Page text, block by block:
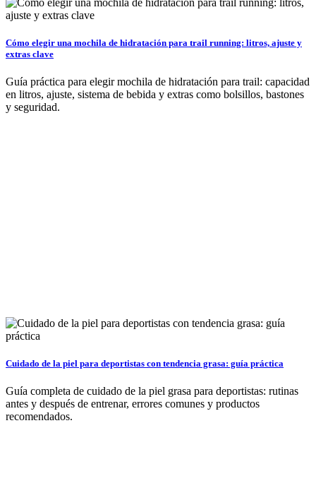
Cómo elegir una mochila de hidratación para trail running: litros, ajuste y
extras clave
Guía práctica para elegir mochila de hidratación para trail: capacidad
en litros, ajuste, sistema de bebida y extras como bolsillos, bastones
y seguridad.
Cuidado de la piel para deportistas con tendencia grasa: guía práctica
Guía completa de cuidado de la piel grasa para deportistas: rutinas
antes y después de entrenar, errores comunes y productos
recomendados.